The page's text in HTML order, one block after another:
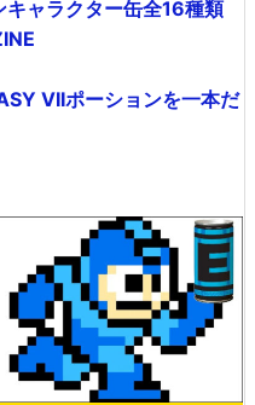
ャラクター缶全16種類
VIIポーションを一本だ